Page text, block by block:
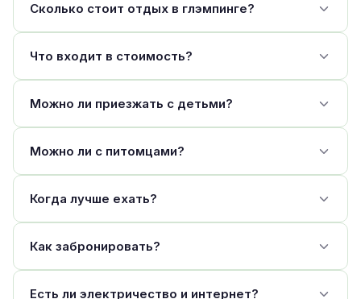
Сколько стоит отдых в глэмпинге?
Что входит в стоимость?
Можно ли приезжать с детьми?
Можно ли с питомцами?
Когда лучше ехать?
Как забронировать?
Есть ли электричество и интернет?